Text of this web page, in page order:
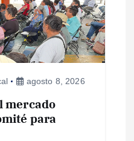
agosto 8, 2026
mercado
para